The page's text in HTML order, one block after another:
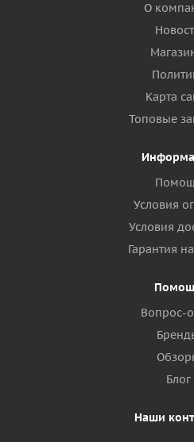
О
Карта
Топовые
Условия
Условия
Гарантия
Вопрос-
Блог
Наши